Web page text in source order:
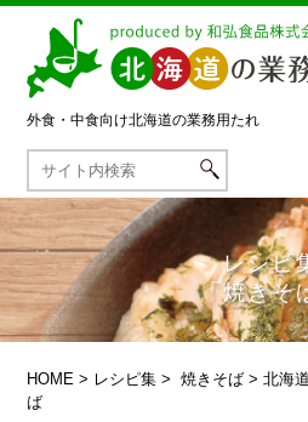
外食・中食向け北海道の業務用たれ
レシピ
「焼きそ
HOME > レシピ集 >焼きそば > 北海
ば